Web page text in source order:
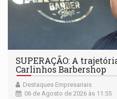
SUPERAÇÃO: A
Carlinhos Barbershop
Destaques Empresariais
06 de Agosto de 2026 às 11:55